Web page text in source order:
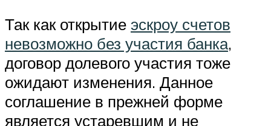
Так как открытие эскроу счетов
невозможно без участия банка,
договор долевого участия тоже
ожидают изменения. Данное
соглашение в прежней форме
является устаревшим и не